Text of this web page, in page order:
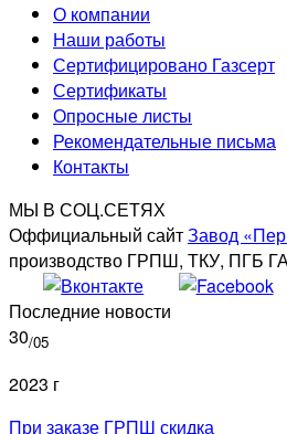
О компании
Наши работы
Сертифицировано Газсерт
Сертификаты
Опросные листы
Рекомендательные письма
Контакты
МЫ В СОЦ.СЕТЯХ
Оффициальный сайтЗавод
производство ГРПШ, ТКУ, ПГБ
Последние новости
30/05
2023 г
При заказе ГРПШ скидка